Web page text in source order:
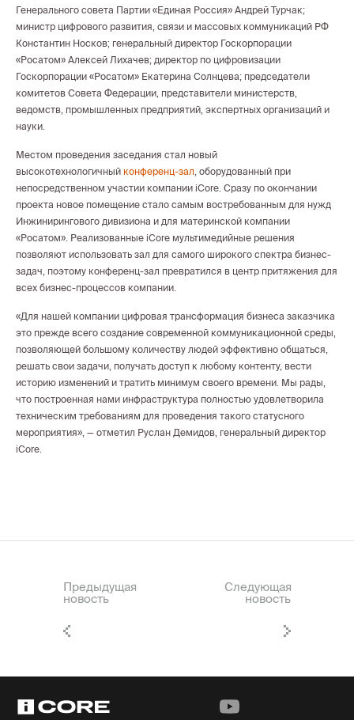
Генерального совета Партии «Единая Россия» Андрей Турчак;
министр цифрового развития, связи и массовых коммуникаций РФ
Константин Носков; генеральный директор Госкорпорации
«Росатом» Алексей Лихачев; директор по цифровизации
Госкорпорации «Росатом» Екатерина Солнцева; председатели
комитетов Совета Федерации, представители министерств,
ведомств, промышленных предприятий, экспертных организаций и
науки.
Местом проведения заседания стал новый
высокотехнологичный конференц-зал , оборудованный при
непосредственном участии компании iCore. Сразу по окончании
проекта новое помещение стало самым востребованным для нужд
Инжинирингового дивизиона и для материнской компании
«Росатом». Реализованные iCore мультимедийные решения
позволяют использовать зал для самого широкого спектра бизнес-
задач, поэтому конференц-зал превратился в центр притяжения для
всех бизнес-процессов компании.
«Для нашей компании цифровая трансформация бизнеса заказчика
это прежде всего создание современной коммуникационной среды,
позволяющей большому количеству людей эффективно общаться,
решать свои задачи, получать доступ к любому контенту, вести
историю изменений и тратить минимум своего времени. Мы рады,
что построенная нами инфраструктура полностью удовлетворила
техническим требованиям для проведения такого статусного
мероприятия», — отметил Руслан Демидов, генеральный директор
iCore.
Предыдущая
новость
Следующая
новость